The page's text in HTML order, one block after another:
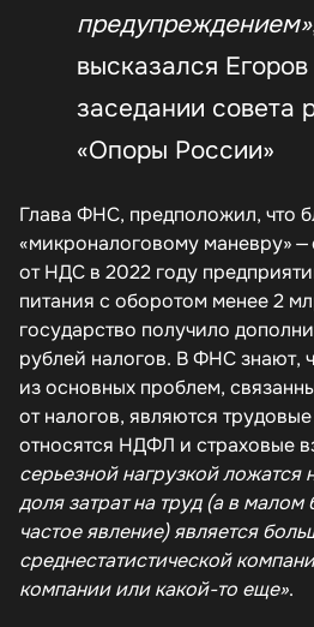
предупреждением»
высказался Егоров
заседании совета
«Опоры России»
Глава ФНС, предположил, что
«микроналоговому маневру»
от НДС в 2022 году
питания с оборотом менее 2
государство получило
рублей налогов. В ФНС знают,
из основных проблем,
от налогов, являются
относятся НДФЛ и страховые
серьезной нагрузкой ложатся
доля затрат на труд (а в малом
частое явление) является
среднестатистической
компании или какой-то еще».